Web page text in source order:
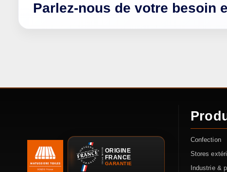
Parlez-nous de votre besoin
ORIGINE
FRANCE
GARANTIE
Confection
Stores
Industrie &